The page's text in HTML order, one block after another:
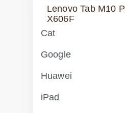
Lenovo Tab M10
X606F
Cat
Google
Huawei
iPad